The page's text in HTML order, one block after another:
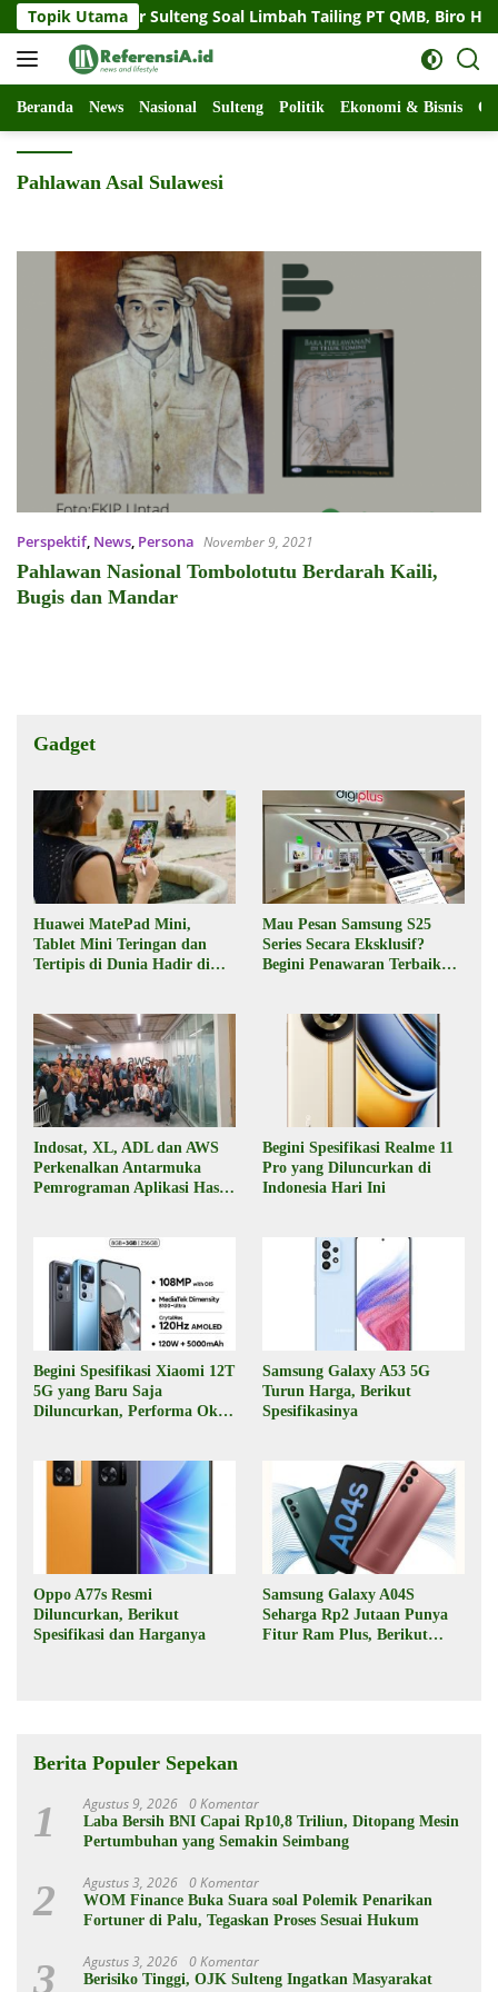
Langsung
ke
konten
Topik Utama
Gubernur Sulteng Soal Limbah Tailing PT QMB, Biro Hukum
Beranda News Nasional Sulteng Politik Ekonomi & Bisnis
Pahlawan Asal Sulawesi
Perspektif, News, Persona November 9, 2021
Pahlawan Nasional Tombolotutu Berdarah Kaili,
Bugis dan Mandar
Gadget
Huawei MatePad Mini,
Tablet Mini Teringan dan
Tertipis di Dunia Hadir di
Mau Pesan Samsung S25
Series Secara Eksklusif?
Begini Penawaran Terbaik
Indosat, XL, ADL dan AWS
Perkenalkan Antarmuka
Pemrograman Aplikasi Hasil
Begini Spesifikasi Realme 11
Pro yang Diluncurkan di
Indonesia Hari Ini
Begini Spesifikasi Xiaomi 12T
5G yang Baru Saja
Diluncurkan, Performa Oke,
Samsung Galaxy A53 5G
Turun Harga, Berikut
Spesifikasinya
Oppo A77s Resmi
Diluncurkan, Berikut
Spesifikasi dan Harganya
Samsung Galaxy A04S
Seharga Rp2 Jutaan Punya
Fitur Ram Plus, Berikut
Berita Populer Sepekan
1 Agustus 9, 2026 0 Komentar
Laba Bersih BNI Capai Rp10,8 Triliun, Ditopang Mesin
Pertumbuhan yang Semakin Seimbang
2 Agustus 3, 2026 0 Komentar
WOM Finance Buka Suara soal Polemik Penarikan
Fortuner di Palu, Tegaskan Proses Sesuai Hukum
3 Agustus 3, 2026 0 Komentar
Berisiko Tinggi, OJK Sulteng Ingatkan Masyarakat